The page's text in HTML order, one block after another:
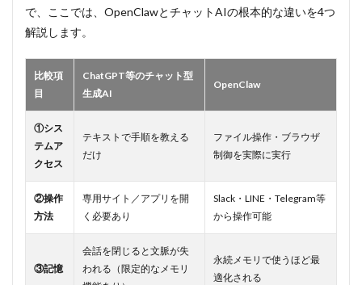
設定す
る（高
の防
止）
9.3.4
を生成
する
Hostinger
に貼り付
ける
Step④：
で、ここでは、OpenClawとチャットAIの根本的な違いを4つ
解説します。
比較項
目
ChatGPT等のチャット型
生成AI
OpenClaw
①シス
テムア
クセス
テキストで手順を教える
だけ
ファイル操作・ブラウザ
制御を実際に実行
②操作
方法
専用サイト／アプリを開
く必要あり
Slack・LINE・Telegram等
から操作可能
③記憶
会話を閉じると文脈が失
われる（限定的なメモリ
永続メモリで使うほど最
適化される